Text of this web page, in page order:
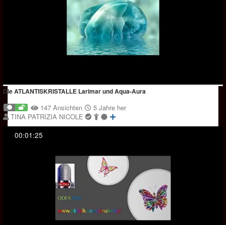
Die ATLANTISKRISTALLE Larimar und Aqua-Aura
147 Ansichten
5 Jahre her
TINA PATRIZIA NICOLE
00:01:25